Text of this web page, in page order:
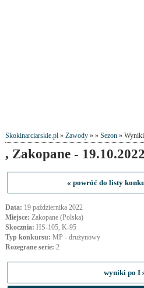
Skokinarciarskie.pl» Zawody» » Sezon » Wyniki
, Zakopane -
« powróć do listy
Data: 19 października 2022
Miejsce: Zakopane (Polska)
Skocznia: HS-105, K-95
Typ konkursu: MP - drużynowy
Rozegrane serie: 2
wyniki po I